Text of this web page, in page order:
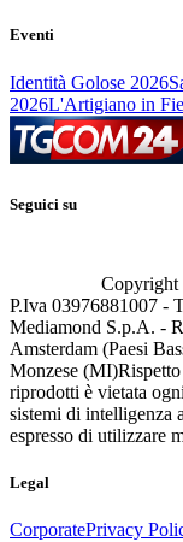
Eventi
Identità Golose 2026
2026L'Artigiano in
Seguici su
P.Iva 03976881007 -
Mediamond S.p.A. -
Amsterdam (Paesi
Monzese (MI)
riprodotti è vietata
sistemi di intelligenza
espresso di utilizzare
Legal
CorporatePrivacy